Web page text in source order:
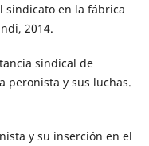
sindicato en la fábrica
2014.
sindical de
peronista y sus luchas.
y su inserción en el